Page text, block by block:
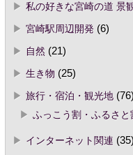
私の好きな宮崎の道 景
宮崎駅周辺開発(6)
自然 (21)
生き物 (25)
旅行・宿泊・観光地(76)
ふっこう割・ふるさ
インターネット関連 (35)